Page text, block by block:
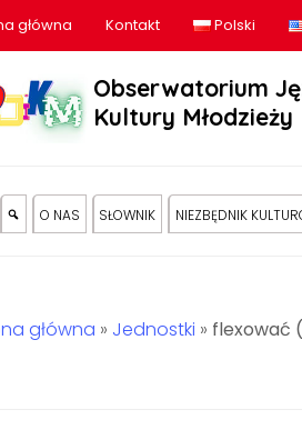
główna Kontakt Polski
Obserwatorium
Kultury Młodzieży
O NAS SŁOWNIK NIEZBĘDNIK
główna » Jednostki » flexować